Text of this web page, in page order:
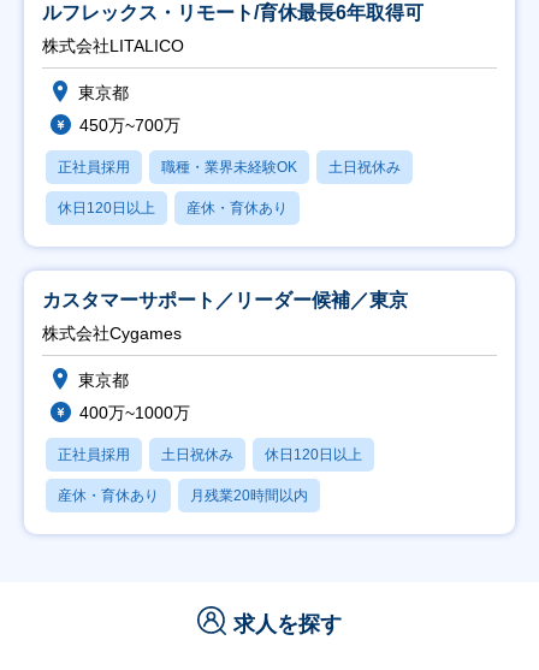
ルフレックス・リモート/育休最長6年取得可
株式会社LITALICO
東京都
450万~700万
正社員採用 職種・業界未経験OK 土日祝休み
休日120日以上 産休・育休あり
カスタマーサポート／リーダー候補／東京
株式会社Cygames
東京都
400万~1000万
正社員採用 土日祝休み 休日120日以上
産休・育休あり 月残業20時間以内
求人を探す